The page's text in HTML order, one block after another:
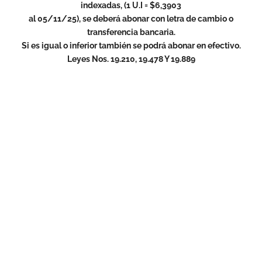
indexadas, (1 U.I = $6,3903
al 05/11/25), se deberá abonar con letra de cambio o
transferencia bancaria.
Si es igual o inferior también se podrá abonar en efectivo.
Leyes Nos. 19.210, 19.478 Y 19.889